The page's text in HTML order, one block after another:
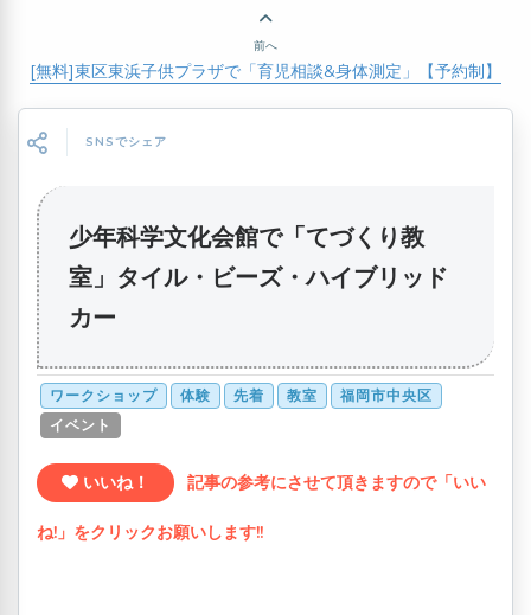
前へ
[無料]東区東浜子供プラザで「育児相談&身体測定」【予約制】
SNSでシェア
少年科学文化会館で「てづくり教
室」タイル・ビーズ・ハイブリッド
カー
ワークショップ 体験 先着 教室
福岡市中央区
イベント
いいね！ 記事の参考にさせて頂きますので「いい
ね!」をクリックお願いします!!